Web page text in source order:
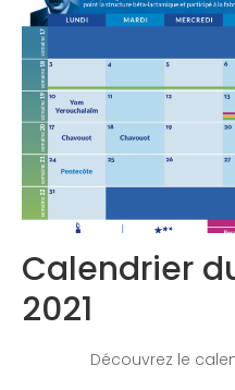
Calendrier
2021
Découvrez le